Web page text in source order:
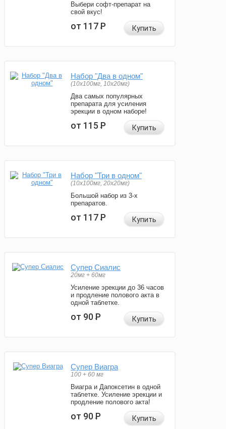
Выбери софт-препарат на
свой вкус!
от 117Р Купить
Набор "Два в одном"
(10x100мг, 10x20мг)
Два самых популярных
препарата для усиления
эрекции в одном наборе!
от 115Р Купить
Набор "Три в одном"
(10x100мг, 20x20мг)
Большой набор из 3-х
препаратов.
от 117Р Купить
Супер Сиалис
20мг + 60мг
Усиление эрекции до 36 часов
и продление полового акта в
одной таблетке.
от 90Р Купить
Супер Виагра
100 + 60 мг
Виагра и Дапоксетин в одной
таблетке. Усиление эрекции и
продление полового акта!
от 90Р Купить